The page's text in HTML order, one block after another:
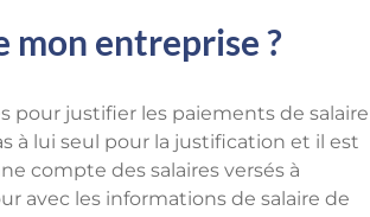
mon entreprise ?
pour justifier les paiements de salaire
à lui seul pour la justification et il est
compte des salaires versés à
avec les informations de salaire de